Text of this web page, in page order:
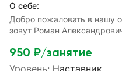
950 ₽/занятие
Уровень: Наставник
О себе:
Добро пожаловать в нашу
зовут Роман
преодолеть тернистый
Окончил школу с двумя